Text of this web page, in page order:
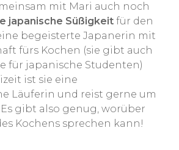
mit Mari auch noch
japanische Süßigkeit für den
begeisterte Japanerin mit
fürs Kochen (sie gibt auch
für japanische Studenten)
ist sie eine
Läuferin und reist gerne um
gibt also genug, worüber
Kochens sprechen kann!